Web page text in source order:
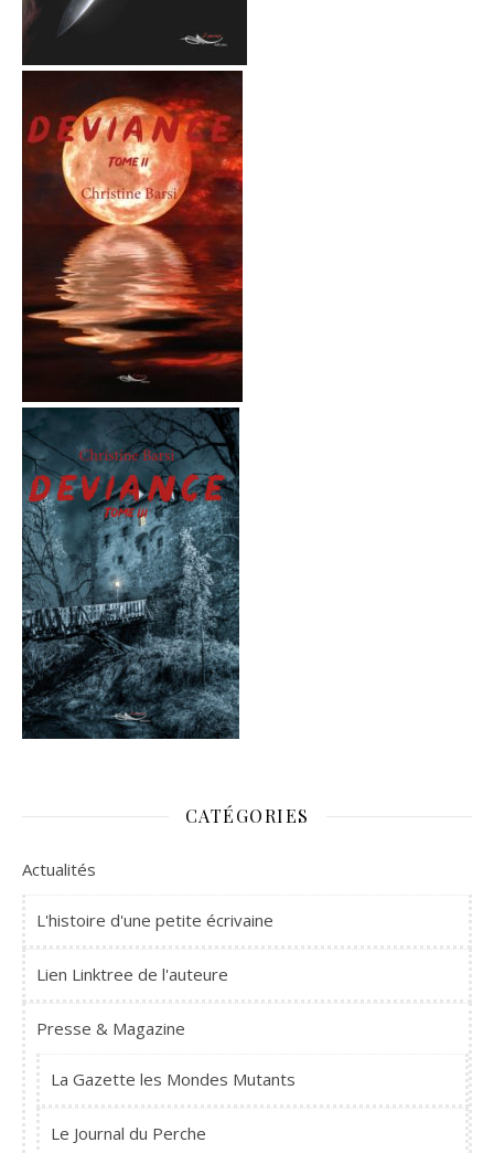
CATÉGORIES
Actualités
L'histoire d'une petite écrivaine
Lien Linktree de l'auteure
Presse & Magazine
La Gazette les Mondes Mutants
Le Journal du Perche